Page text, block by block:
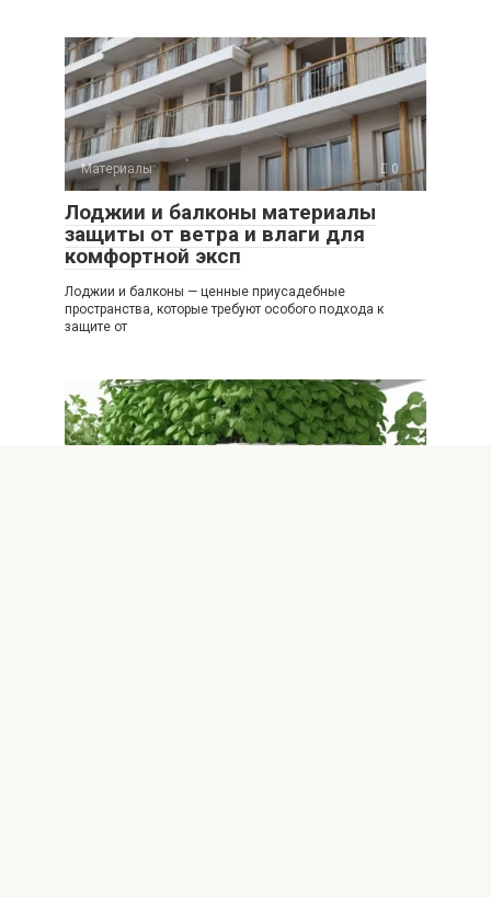
Материалы 0
Лоджии и балконы материалы
защиты от ветра и влаги для
комфортной эксп
Лоджии и балконы — ценные приусадебные
пространства, которые требуют особого подхода к
защите от